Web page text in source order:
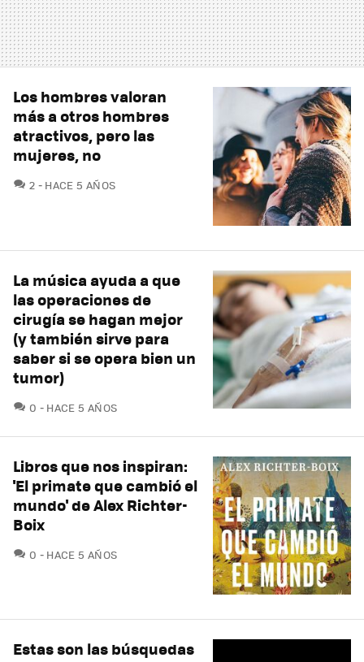
Los hombres valoran
más a otros hombres
atractivos, pero las
mujeres, no
2 COMENTARIOS
HACE 5 AÑOS
La música ayuda a que
las operaciones de
cirugía se hagan mejor
(y también sirve para
saber si se opera bien un
tumor)
0 COMENTARIOS
HACE 5 AÑOS
Libros que nos inspiran:
'El primate que cambió el
mundo' de Alex Richter-
Boix
0 COMENTARIOS
HACE 5 AÑOS
Estas son las búsquedas